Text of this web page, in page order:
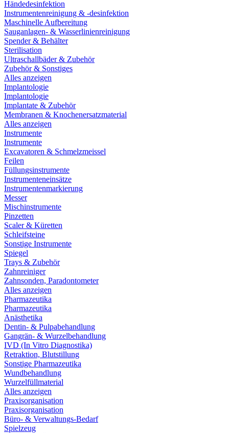
Händedesinfektion
Instrumentenreinigung & -desinfektion
Maschinelle Aufbereitung
Sauganlagen- & Wasserlinienreinigung
Spender & Behälter
Sterilisation
Ultraschallbäder & Zubehör
Zubehör & Sonstiges
Alles anzeigen
Implantologie
Implantologie
Implantate & Zubehör
Membranen & Knochenersatzmaterial
Alles anzeigen
Instrumente
Instrumente
Excavatoren & Schmelzmeissel
Feilen
Füllungsinstrumente
Instrumenteneinsätze
Instrumentenmarkierung
Messer
Mischinstrumente
Pinzetten
Scaler & Küretten
Schleifsteine
Sonstige Instrumente
Spiegel
Trays & Zubehör
Zahnreiniger
Zahnsonden, Paradontometer
Alles anzeigen
Pharmazeutika
Pharmazeutika
Anästhetika
Dentin- & Pulpabehandlung
Gangrän- & Wurzelbehandlung
IVD (In Vitro Diagnostika)
Retraktion, Blutstillung
Sonstige Pharmazeutika
Wundbehandlung
Wurzelfüllmaterial
Alles anzeigen
Praxisorganisation
Praxisorganisation
Büro- & Verwaltungs-Bedarf
Spielzeug